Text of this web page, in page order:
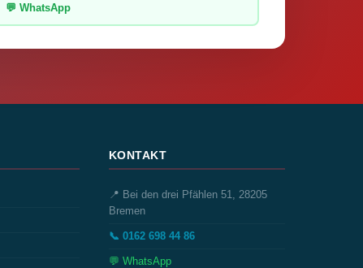
💬 WhatsApp
KONTAKT
📍 Bei den drei Pfählen 51, 28205
Bremen
📞 0162 698 44 86
💬 WhatsApp